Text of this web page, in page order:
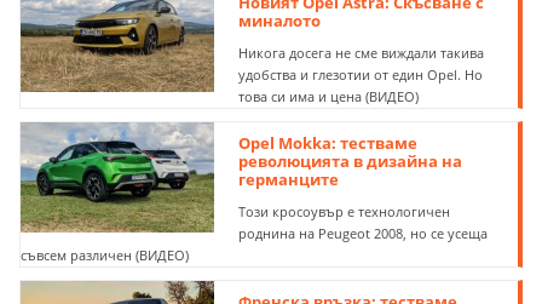
миналото
Никога досега не сме виждали такива
удобства и глезотии от един Opel. Но
това си има и цена (ВИДЕО)
Opel Mokka: тестваме
революцията в дизайна на
германците
Този кросоувър е технологичен
роднина на Peugeot 2008, но се усеща
съвсем различен (ВИДЕО)